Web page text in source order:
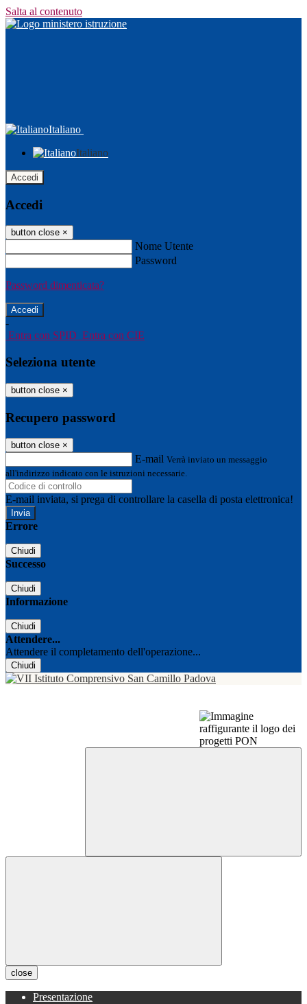
Salta al contenuto
Italiano
Italiano
Accedi
Accedi
button close ×
Nome Utente
Password
Password dimenticata?
-
Entra con SPID Entra con CIE
Seleziona utente
button close ×
Recupero password
button close ×
E-mail Verrà inviato un messaggio
all'indirizzo indicato con le istruzioni necessarie.
E-mail inviata, si prega di controllare la casella di posta elettronica!
Errore
Chiudi
Successo
Chiudi
Informazione
Chiudi
Attendere...
Attendere il completamento dell'operazione...
Chiudi
close
Presentazione